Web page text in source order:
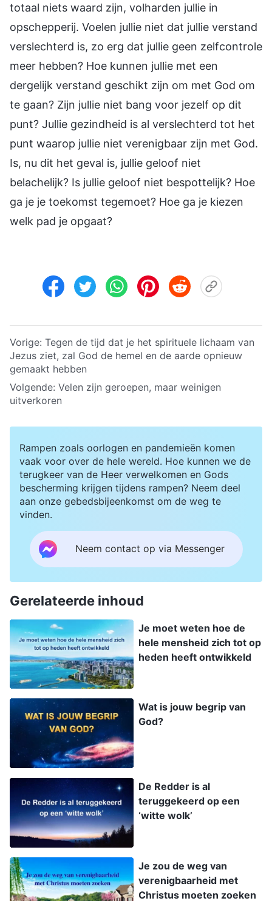
totaal niets waard zijn, volharden jullie in
opschepperij. Voelen jullie niet dat jullie verstand
verslechterd is, zo erg dat jullie geen zelfcontrole
meer hebben? Hoe kunnen jullie met een
dergelijk verstand geschikt zijn om met God om
te gaan? Zijn jullie niet bang voor jezelf op dit
punt? Jullie gezindheid is al verslechterd tot het
punt waarop jullie niet verenigbaar zijn met God.
Is, nu dit het geval is, jullie geloof niet
belachelijk? Is jullie geloof niet bespottelijk? Hoe
ga je je toekomst tegemoet? Hoe ga je kiezen
welk pad je opgaat?
Vorige: Tegen de tijd dat je het spirituele lichaam van
Jezus ziet, zal God de hemel en de aarde opnieuw
gemaakt hebben
Volgende: Velen zijn geroepen, maar weinigen
uitverkoren
Rampen zoals oorlogen en pandemieën komen
vaak voor over de hele wereld. Hoe kunnen we de
terugkeer van de Heer verwelkomen en Gods
bescherming krijgen tijdens rampen? Neem deel
aan onze gebedsbijeenkomst om de weg te
vinden.
Neem contact op via Messenger
Gerelateerde inhoud
Je moet weten hoe de
hele mensheid zich tot op
heden heeft ontwikkeld
Wat is jouw begrip van
God?
De Redder is al
teruggekeerd op een
‘witte wolk’
Je zou de weg van
verenigbaarheid met
Christus moeten zoeken